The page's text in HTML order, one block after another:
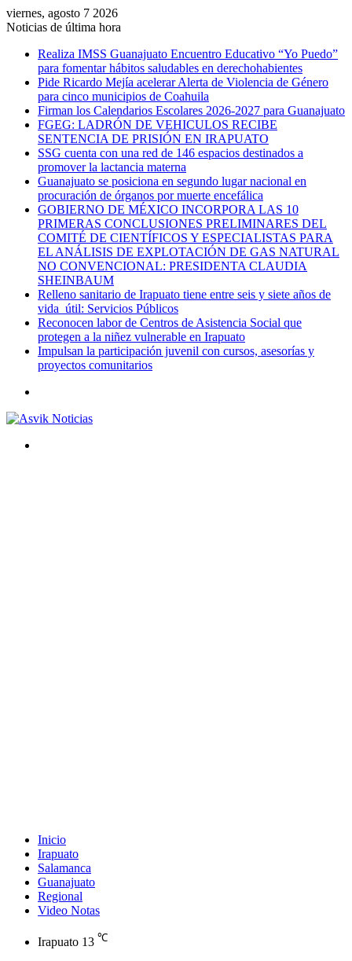
viernes, agosto 7 2026
Noticias de última hora
Realiza IMSS Guanajuato Encuentro Educativo “Yo Puedo”
para fomentar hábitos saludables en derechohabientes
Pide Ricardo Mejía acelerar Alerta de Violencia de Género
para cinco municipios de Coahuila
Firman los Calendarios Escolares 2026-2027 para Guanajuato
FGEG: LADRÓN DE VEHICULOS RECIBE
SENTENCIA DE PRISIÓN EN IRAPUATO
SSG cuenta con una red de 146 espacios destinados a
promover la lactancia materna
Guanajuato se posiciona en segundo lugar nacional en
procuración de órganos por muerte encefálica
GOBIERNO DE MÉXICO INCORPORA LAS 10
PRIMERAS CONCLUSIONES PRELIMINARES DEL
COMITÉ DE CIENTÍFICOS Y ESPECIALISTAS PARA
EL ANÁLISIS DE EXPLOTACIÓN DE GAS NATURAL
NO CONVENCIONAL: PRESIDENTA CLAUDIA
SHEINBAUM
Relleno sanitario de Irapuato tiene entre seis y siete años de
vida útil: Servicios Públicos
Reconocen labor de Centros de Asistencia Social que
protegen a la niñez vulnerable en Irapuato
Impulsan la participación juvenil con cursos, asesorías y
proyectos comunitarios
Inicio
Irapuato
Salamanca
Guanajuato
Regional
Video Notas
Irapuato 13 ℃